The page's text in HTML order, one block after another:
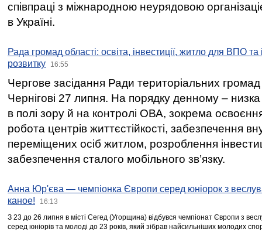
співпраці з міжнародною неурядовою
в Україні.
Рада громад області: освіта, інвестиції, житло для ВПО
розвитку
16:55
Чергове засідання Ради територіальних громад
Чернігові 27 липня. На порядку денному –
в полі зору й на контролі ОВА, зокрема освоєння
робота центрів життєстійкості, забезпечення
переміщених осіб житлом, розроблення
забезпечення сталого мобільного зв’язку.
Анна Юр'єва — чемпіонка Європи серед юніорок з
каное!
16:13
З 23 до 26 липня в місті Сегед (Угорщина) відбувся чемпіонат Європи з
серед юніорів та молоді до 23 років, який зібрав найсильніших молодих